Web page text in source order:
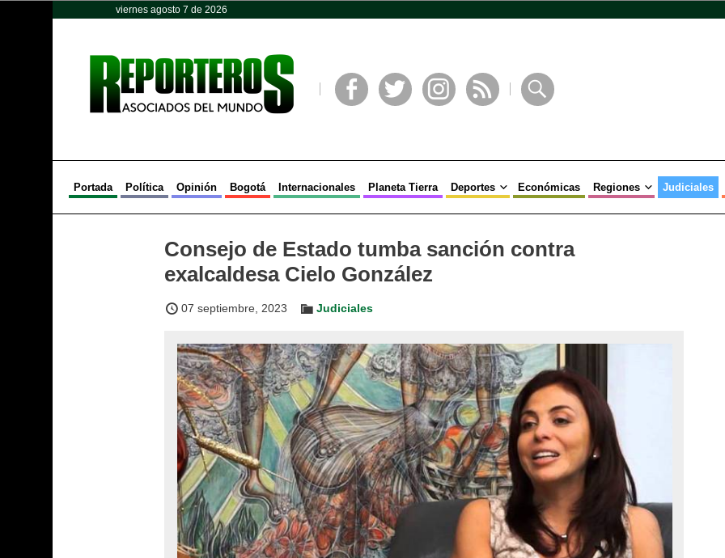
viernes agosto 7 de 2026
Portada Política Opinión Bogotá Internacionales Planeta Tierra Deportes Económicas Regiones Judiciales
Consejo de Estado tumba sanción contra
exalcaldesa Cielo González
07 septiembre, 2023 Judiciales
Opinión Política